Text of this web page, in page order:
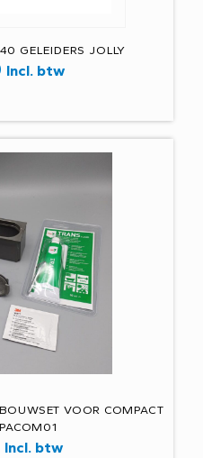
GELEIDERS JOLLY
Incl. btw
VOOR COMPACT
Incl. btw